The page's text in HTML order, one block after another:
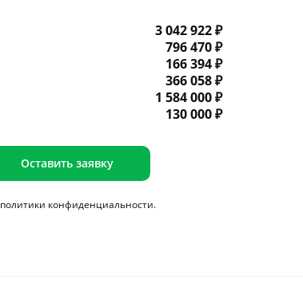
3 042 922 ₽
796 470 ₽
166 394 ₽
366 058 ₽
1 584 000 ₽
130 000 ₽
Оставить заявку
политики конфиденциальности.